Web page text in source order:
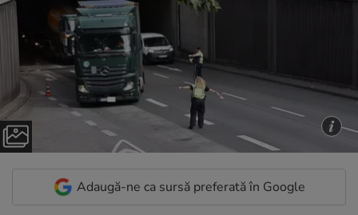
Adaugă-ne ca sursă preferată în Google